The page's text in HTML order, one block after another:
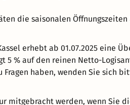
die saisonalen
erhebt ab 01.07.2025 eine
5 % auf den reinen Netto-
haben, wenden Sie sich
mitgebracht werden, wenn Sie